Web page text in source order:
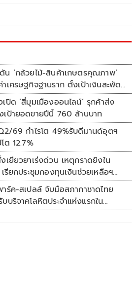
น ‘กล้วยไม้-สินค้าเกษตรคุณภาพ’
เศรษฐกิจฐานราก ตั้งเป้าเงินสะพัด
ทปิด ‘สี่มุมเมืองออนไลน์’ รุกค้าส่ง
ป้ายอดขายปีนี้ 760 ล้านบาท
69 กำไรโต 49%รับดีมานด์อุตฯ
ต 12.7%
เยียวยาเร่งด่วน เหตุกราดยิงใน
เรียกประชุมกองทุนเงินช่วยเหลือฯ
ร์ค-สเปลล์ จับมือสภากาชาดไทย
บริจาคโลหิตประจำแห่งแรกใน
ปทุมธานี